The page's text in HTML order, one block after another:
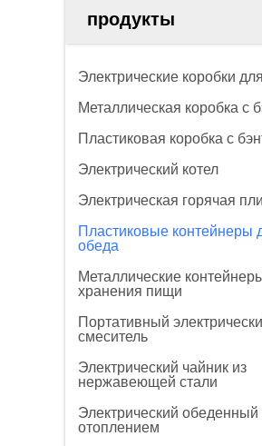
продукты
Электрические коробки
Металлическая коробка с
Пластиковая коробка с
Электрический котел
Электрическая горячая
Пластиковые контейнеры
обеда
Металлические
хранения пищи
Портативный
смеситель
Электрический чайник из
нержавеющей стали
Электрический
отоплением